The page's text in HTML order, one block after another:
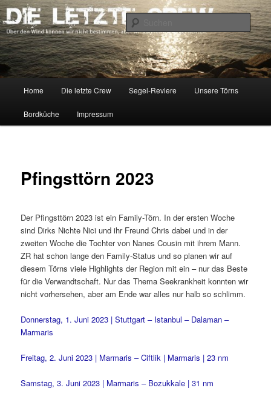
Zum
primären
Inhalt
springenDIE LETZTE CREW
Über den Wind können wir nicht bestimmen, aber wir können die Segel
richten.
Home Die letzte Crew Segel-Reviere Unsere Törns
Bordküche Impressum
Pfingsttörn 2023
Der Pfingsttörn 2023 ist ein Family-Törn. In der ersten Woche
sind Dirks Nichte Nici und ihr Freund Chris dabei und in der
zweiten Woche die Tochter von Nanes Cousin mit ihrem Mann.
ZR hat schon lange den Family-Status und so planen wir auf
diesem Törns viele Highlights der Region mit ein – nur das Beste
für die Verwandtschaft. Nur das Thema Seekrankheit konnten wir
nicht vorhersehen, aber am Ende war alles nur halb so schlimm.
Donnerstag, 1. Juni 2023 | Stuttgart – Istanbul – Dalaman –
Marmaris
Freitag, 2. Juni 2023 | Marmaris – Ciftlik | Marmaris | 23 nm
Samstag, 3. Juni 2023 | Marmaris – Bozukkale | 31 nm